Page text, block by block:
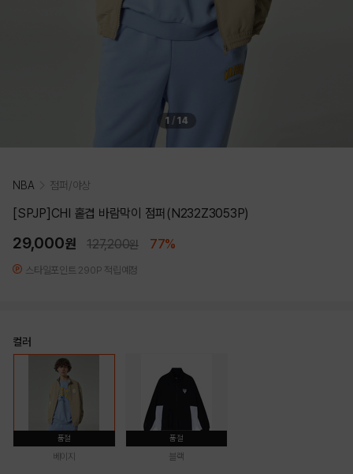
1 / 14
NBA 점퍼/야상
[SPJP]CHI 홑겹 바람막이 점퍼(N232Z3053P)
29,000원 127,200원 77%
스타일포인트 290P 적립예정
컬러
품절
베이지
품절
블랙